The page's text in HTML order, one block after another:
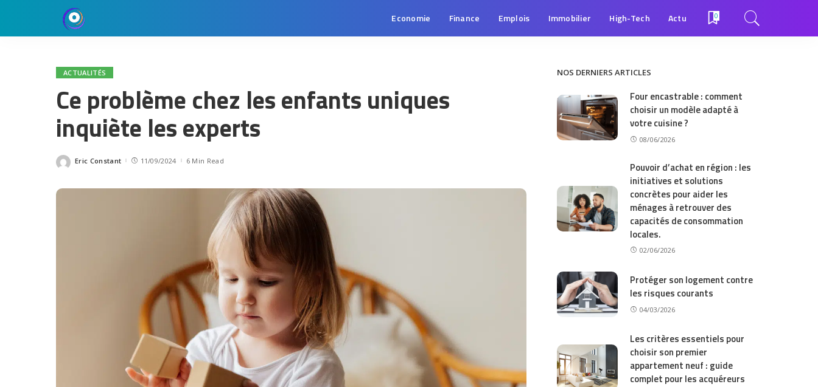
Economie Finance Emplois Immobilier High-Tech Actu 0
ACTUALITÉS
Ce problème chez les enfants uniques
inquiète les experts
Posted
Eric Constant 11/09/2024 6 Min Read
NOS DERNIERS ARTICLES
Four encastrable : comment
choisir un modèle adapté à
votre cuisine ?
08/06/2026
Pouvoir d’achat en région : les
initiatives et solutions
concrètes pour aider les
ménages à retrouver des
capacités de consommation
locales.
02/06/2026
Protéger son logement contre
les risques courants
04/03/2026
Les critères essentiels pour
choisir son premier
appartement neuf : guide
complet pour les acquéreurs